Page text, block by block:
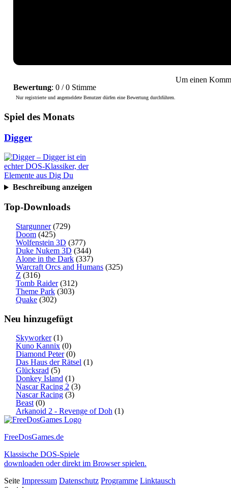
Bewertung: 0 / 0 Stimme
Nur registrierte und angemeldete Benutzer dürfen eine Bewertung durchführen.
Um einen
Spiel des Monats
Digger
Beschreibung anzeigen
Top-Downloads
Stargunner(729)
Doom (425)
Wolfenstein 3D (377)
Duke Nukem 3D (344)
Alone in the Dark (337)
Warcraft Orcs and Humans (325)
Z (316)
Tomb Raider(312)
Theme Park (303)
Quake (302)
Neu hinzugefügt
Skyworker(1)
Kuno Kannix (0)
Diamond Peter(0)
Das Haus der Rätsel (1)
Glücksrad (5)
Donkey Island (1)
Nascar Racing 2 (3)
Nascar Racing (3)
Beast (0)
Arkanoid 2 - Revenge of Doh (1)
FreeDosGames.de
Klassische DOS-Spiele
downloaden oder direkt im Browser spielen.
Seite Impressum Datenschutz Programme Linktausch